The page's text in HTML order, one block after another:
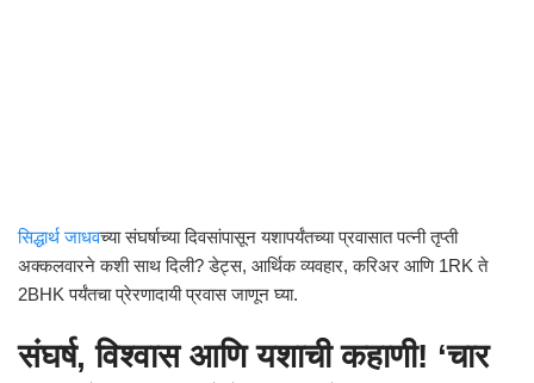
सिद्धार्थ जाधवच्या संघर्षाच्या दिवसांपासून यशापर्यंतच्या प्रवासात पत्नी तृप्ती
अक्कलवारने कशी साथ दिली? डेट्स, आर्थिक व्यवहार, करिअर आणि 1RK ते
2BHK पर्यंतचा प्रेरणादायी प्रवास जाणून घ्या.
संघर्ष, विश्वास आणि यशाची कहाणी! ‘चार